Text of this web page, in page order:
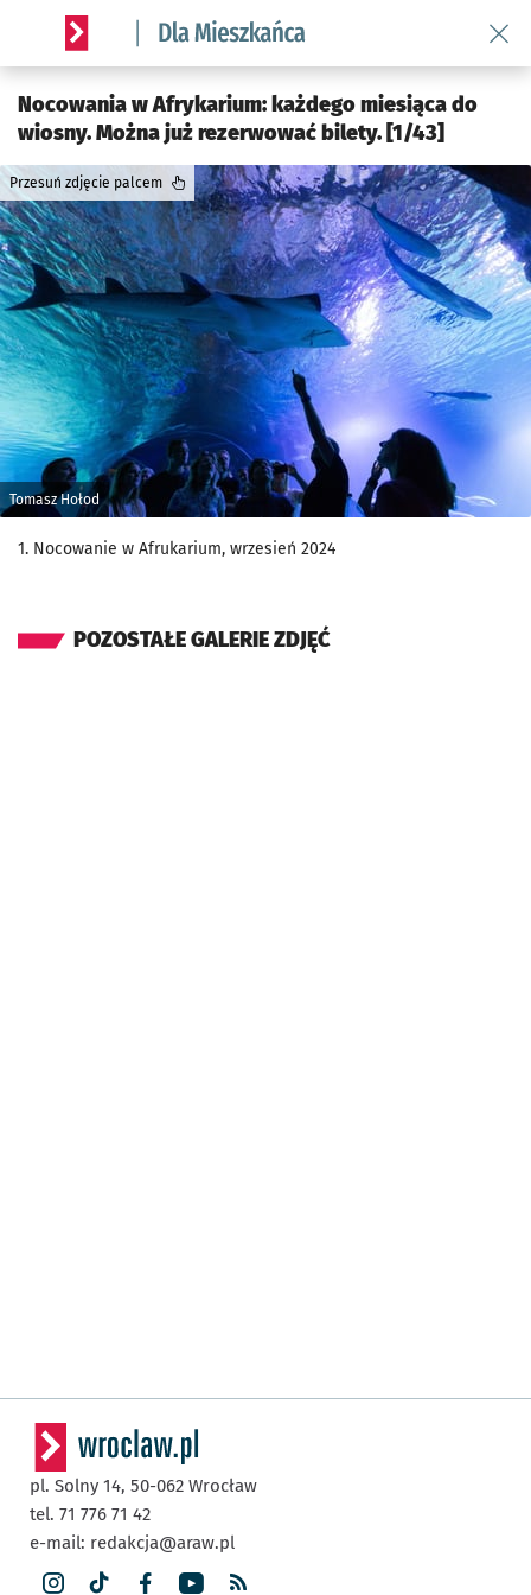
Serwis informacyjny wroclaw.pl podserwis: Dla mieszkańca
Nocowania w Afrykarium: każdego miesiąca do
wiosny. Można już rezerwować bilety. [1/43]
Tomasz Hołod
Przesuń zdjęcie palcem
1. Nocowanie w Afrukarium, wrzesień 2024
POZOSTAŁE GALERIE ZDJĘĆ
pl. Solny 14, 50-062 Wrocław
tel. 71 776 71 42
e-mail: redakcja@araw.pl